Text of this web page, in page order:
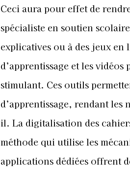
Ceci aura pour effet de
spécialiste en soutien
explicatives ou à des jeux
d’apprentissage et les
stimulant. Ces outils
d’apprentissage, rendant
il. La digitalisation des
méthode qui utilise les
applications dédiées offrent